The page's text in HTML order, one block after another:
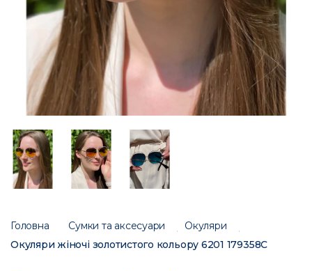
Головна Сумки та аксесуари
Окуляри
Окуляри жіночі золотистого кольору 6201 179358C